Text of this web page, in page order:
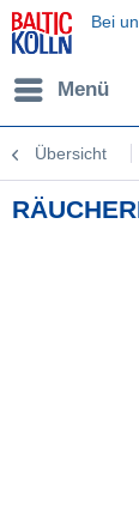
Bei
Menü
Übersicht